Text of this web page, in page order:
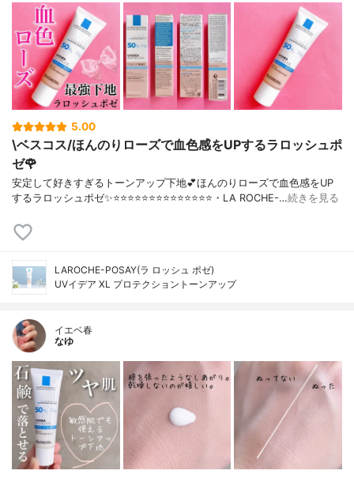
5.00
\ベスコス/ほんのりローズで血色感をUPするラロッシュポ
ゼ🌹
安定して好きすぎるトーンアップ下地💕ほんのりローズで血色感をUP
するラロッシュポゼ✨⭐️⭐️⭐️⭐️⭐️⭐️⭐️⭐️⭐️⭐️⭐️⭐️⭐️⭐️・LA ROCHE-…続きを見る
LAROCHE-POSAY(ラ ロッシュ ポゼ)
UVイデア XL プロテクショントーンアップ
イエベ春
なゆ